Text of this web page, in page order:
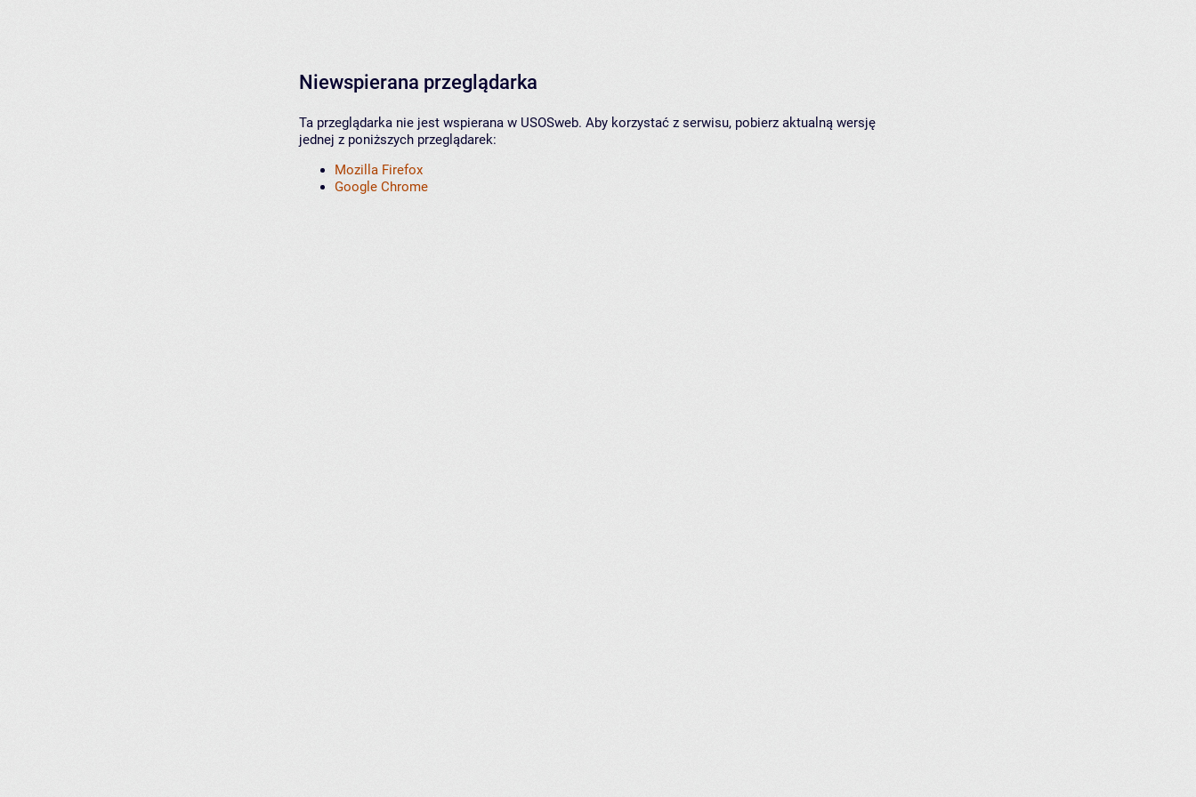
Niewspierana przeglądarka
Ta przeglądarka nie jest wspierana w USOSweb. Aby korzystać z serwisu, pobierz aktualną wersję
jednej z poniższych przeglądarek:
Mozilla Firefox
Google Chrome